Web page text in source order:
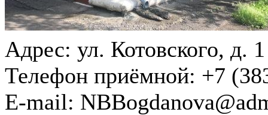
Адрес: ул. Котовского, д. 1
Телефон приёмной: +7
E-mail: